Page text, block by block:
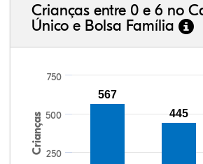
Crianças entre 0 e 6 no
Único e Bolsa Família
Crianças 250
500
750
567
445